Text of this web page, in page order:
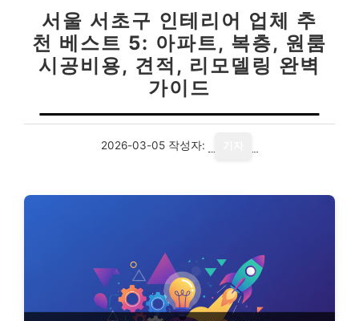
서울 서초구 인테리어 업체 추
천 베스트 5: 아파트, 복층, 원룸
시공비용, 견적, 리모델링 완벽
가이드
2026-03-05 작성자: